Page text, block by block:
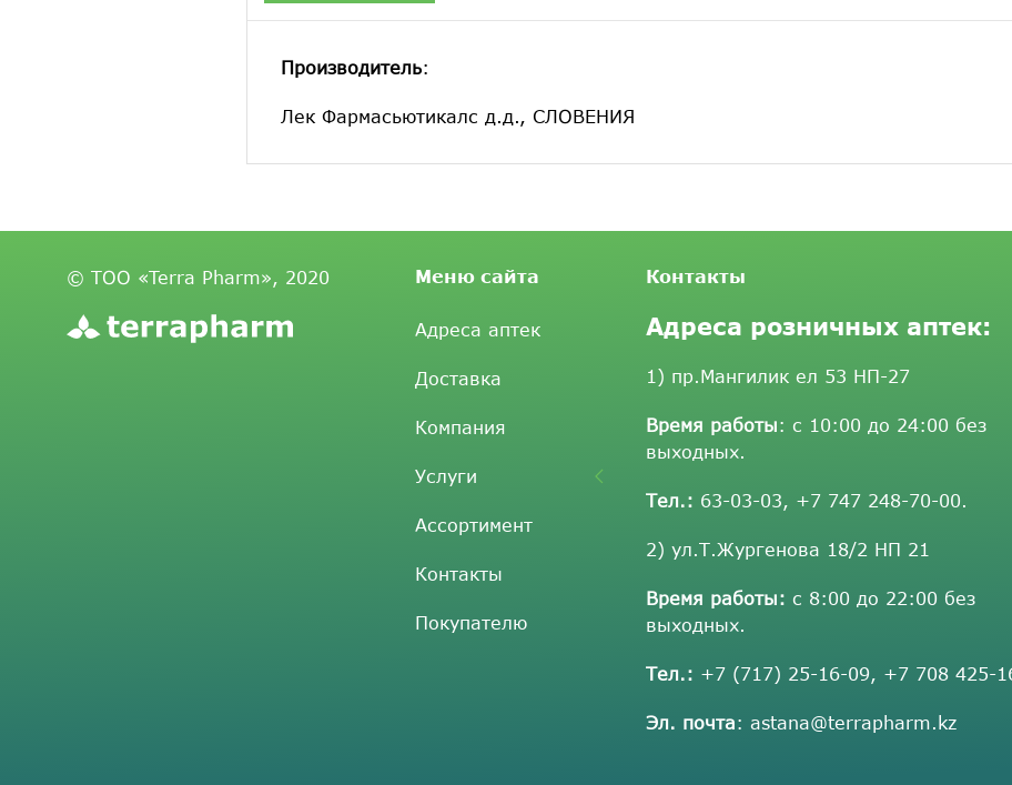
Производитель:
Лек Фармасьютикалс д.д., СЛОВЕНИЯ
© ТОО «Terra Pharm», 2020 Меню сайта
Адреса аптек
Доставка
Компания
Услуги
Ассортимент
Контакты
Покупателю
Контакты
Адреса розничных аптек:
1) пр.Мангилик ел 53 НП-27
Время работы: с 10:00 до 24:00 без
выходных.
Тел.: 63-03-03, +7 747 248-70-00.
2) ул.Т.Жургенова 18/2 НП 21
Время работы: с 8:00 до 22:00 без
выходных.
Тел.: +7 (717) 25-16-09, +7 708 425-
Эл. почта:astana@terrapharm.kz